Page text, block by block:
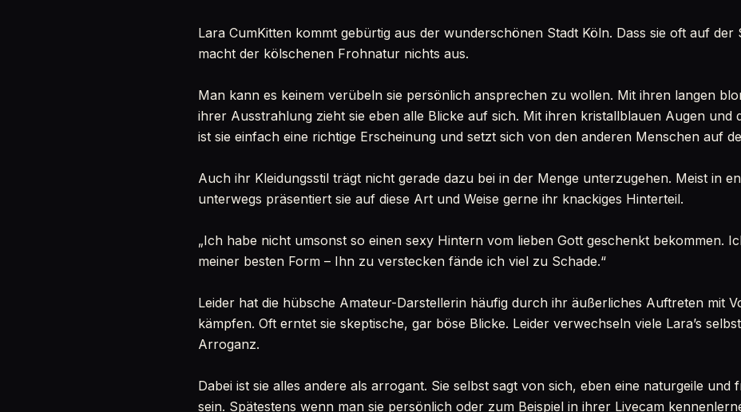
Lara CumKitten kommt gebürtig aus der wunderschönen Stadt Köln. Dass sie oft auf
macht der kölschenen Frohnatur nichts aus.
Man kann es keinem verübeln sie persönlich ansprechen zu wollen. Mit ihren langen
ihrer Ausstrahlung zieht sie eben alle Blicke auf sich. Mit ihren kristallblauen Augen und
ist sie einfach eine richtige Erscheinung und setzt sich von den anderen Menschen auf
Auch ihr Kleidungsstil trägt nicht gerade dazu bei in der Menge unterzugehen. Meist in
unterwegs präsentiert sie auf diese Art und Weise gerne ihr knackiges Hinterteil.
„Ich habe nicht umsonst so einen sexy Hintern vom lieben Gott geschenkt bekommen.
meiner besten Form – Ihn zu verstecken fände ich viel zu Schade.“
Leider hat die hübsche Amateur-Darstellerin häufig durch ihr äußerliches Auftreten mit
kämpfen. Oft erntet sie skeptische, gar böse Blicke. Leider verwechseln viele Lara’s
Arroganz.
Dabei ist sie alles andere als arrogant. Sie selbst sagt von sich, eben eine naturgeile und
sein. Spätestens wenn man sie persönlich oder zum Beispiel in ihrer Livecam